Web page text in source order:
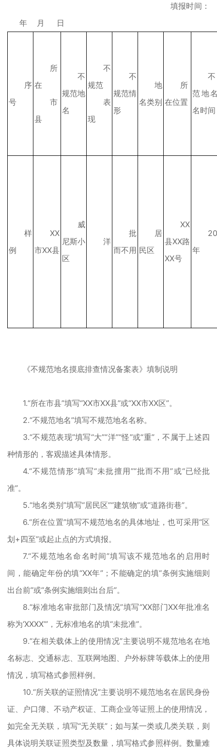
填报时间：
年 月 日
序
号
所
在
市
县
不
规范地
名
不
规范
表
现
不
规范情
形
地
名类别
所
在位置
范地
名时间
样
例
XX
市XX县
威
尼斯小
区
洋
批
而不用
居
民区
XX
县XX路
XX号
年
《不规范地名摸底排查情况备案表》填制说明
1.“所在市县”填写“XX市XX县”或“XX市XX区”。
2.“不规范地名”填写不规范地名名称。
3.“不规范表现”填写“大”“洋”“怪”或“重”，不属于上述四
种情形的，客观描述具体情形。
4.“不规范情形”填写“未批擅用”“批而不用”或“已经批
准”。
5.“地名类别”填写“居民区”“建筑物”或“道路街巷”。
6.“所在位置”填写不规范地名的具体地址，也可采用“区
划+四至”或起止点的方式填报。
7.“不规范地名命名时间”填写该不规范地名的启用时
间，能确定年份的填“XX年”；不能确定的填“条例实施细则
出台前”或“条例实施细则出台后”。
8.“标准地名审批部门及情况”填写“XX部门XX年批准名
称为‘XXXX’”，无标准地名的填“未批准”。
9.“在相关载体上的使用情况”主要说明不规范地名在地
名标志、交通标志、互联网地图、户外标牌等载体上的使用
情况，填写格式参照样例。
10.“所关联的证照情况”主要说明不规范地名在居民身份
证、户口簿、不动产权证、工商企业等证照上的使用情况，
如完全无关联，填写“无关联”；如与某一类或几类关联，则
具体说明关联证照类型及数量，填写格式参照样例。数量难